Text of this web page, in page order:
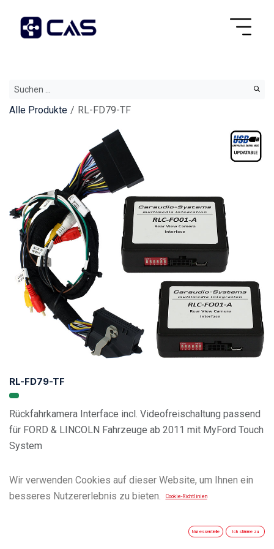
Alle Produkte RL-FD79-TF
RL-FD79-TF
Rückfahrkamera Interface incl. Videofreischaltung passend
für FORD & LINCOLN Fahrzeuge ab 2011 mit MyFord Touch
System
Wir verwenden Cookies auf dieser Website, um Ihnen ein
besseres Nutzererlebnis zu bieten.
Cookie-Richtlinien
Nur essentielle Ich stimme zu